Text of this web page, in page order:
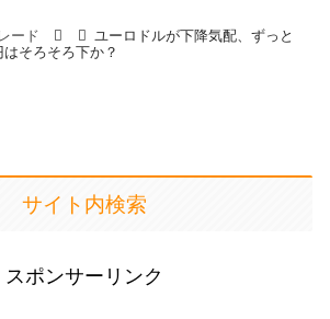
ード
ユーロドルが下降気配、ずっと
はそろそろ下か？
サイト内検索
スポンサーリンク